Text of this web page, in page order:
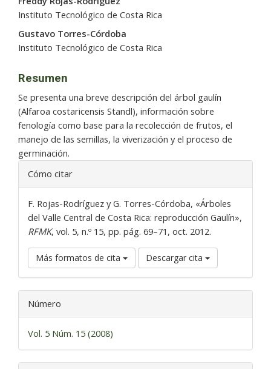
principal
artículo
Instituto Tecnológico de Costa Rica
Gustavo Torres-Córdoba
Instituto Tecnológico de Costa Rica
Resumen
Se presenta una breve descripción del árbol gaulín
(Alfaroa costaricensis Standl), información sobre
fenología como base para la recolección de frutos, el
manejo de las semillas, la viverización y el proceso de
germinación.
Detalles
del
artículo
Cómo citar
F. Rojas-Rodríguez y G. Torres-Córdoba, «Árboles
del Valle Central de Costa Rica: reproducción Gaulín»,
RFMK, vol. 5, n.º 15, pp. pág. 69–71, oct. 2012.
Más formatos de cita Descargar cita
Número
Vol. 5 Núm. 15 (2008)